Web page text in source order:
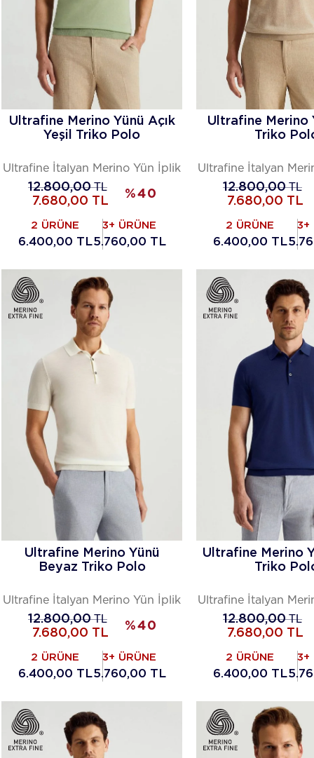
Ultrafine Merino Yünü Açık
Yeşil Triko Polo
Ultrafine İtalyan Merino Yün İplik
12.800,00TL
7.680,00 TL
%40
2 ÜRÜNE
6.400,00 TL
3+ ÜRÜNE
5.760,00 TL
Ultrafine Merino
Triko
Ultrafine İtalyan
12.800,00TL
7.680,00 TL
2 ÜRÜNE
6.400,00 TL
3+
Ultrafine Merino Yünü
Beyaz Triko Polo
Ultrafine İtalyan Merino Yün İplik
12.800,00TL
7.680,00 TL
%40
2 ÜRÜNE
6.400,00 TL
3+ ÜRÜNE
5.760,00 TL
Ultrafine Merino
Triko
Ultrafine İtalyan
12.800,00TL
7.680,00 TL
2 ÜRÜNE
6.400,00 TL
3+